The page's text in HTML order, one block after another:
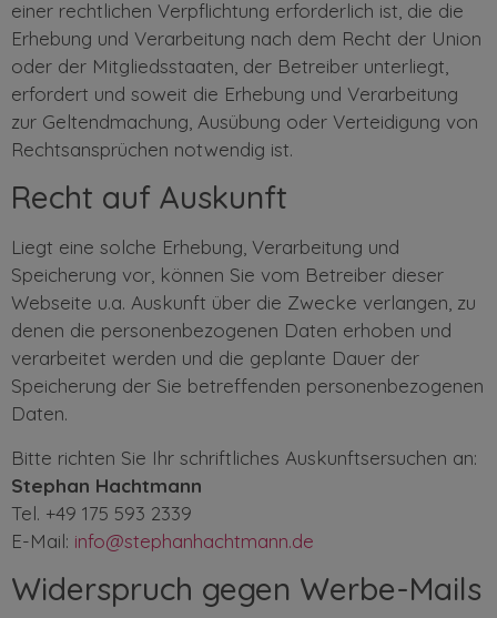
einer rechtlichen Verpflichtung erforderlich ist, die die
Erhebung und Verarbeitung nach dem Recht der Union
oder der Mitgliedsstaaten, der Betreiber unterliegt,
erfordert und soweit die Erhebung und Verarbeitung
zur Geltendmachung, Ausübung oder Verteidigung von
Rechtsansprüchen notwendig ist.
Recht auf Auskunft
Liegt eine solche Erhebung, Verarbeitung und
Speicherung vor, können Sie vom Betreiber dieser
Webseite u.a. Auskunft über die Zwecke verlangen, zu
denen die personenbezogenen Daten erhoben und
verarbeitet werden und die geplante Dauer der
Speicherung der Sie betreffenden personenbezogenen
Daten.
Bitte richten Sie Ihr schriftliches Auskunftsersuchen an:
Stephan Hachtmann
Tel. +49 175 593 2339
E-Mail: info@stephanhachtmann.de
Widerspruch gegen Werbe-Mails